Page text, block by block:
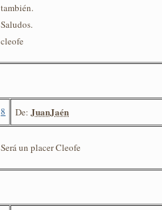
también.
Saludos.
cleofe
8 De: JuanJaén
Será un placer Cleofe